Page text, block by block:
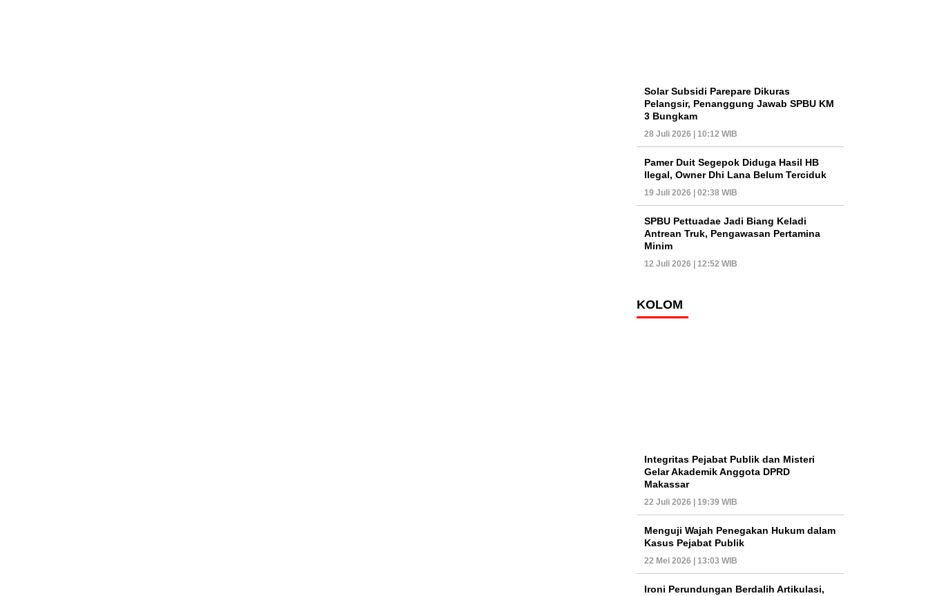
Solar Subsidi Parepare Dikuras
Pelangsir, Penanggung Jawab SPBU KM
3 Bungkam
28 Juli 2026 | 10:12 WIB
Pamer Duit Segepok Diduga Hasil HB
Ilegal, Owner Dhi Lana Belum Terciduk
19 Juli 2026 | 02:38 WIB
SPBU Pettuadae Jadi Biang Keladi
Antrean Truk, Pengawasan Pertamina
Minim
12 Juli 2026 | 12:52 WIB
KOLOM
Integritas Pejabat Publik dan Misteri
Gelar Akademik Anggota DPRD
Makassar
22 Juli 2026 | 19:39 WIB
Menguji Wajah Penegakan Hukum dalam
Kasus Pejabat Publik
22 Mei 2026 | 13:03 WIB
Ironi Perundungan Berdalih Artikulasi,